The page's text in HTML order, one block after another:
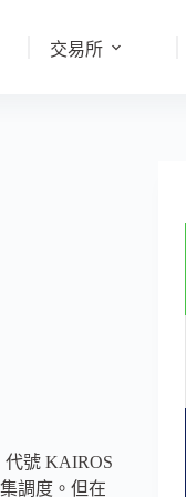
交易所
代號 KAIROS
調度。但在